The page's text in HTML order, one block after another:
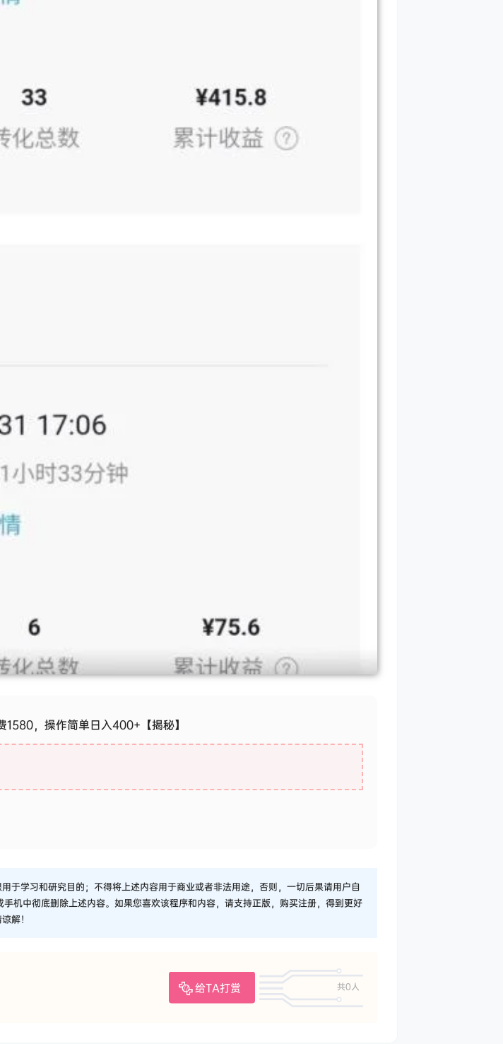
，操作简单日入400+【揭秘】
于学习和研究目的；不得将上述内容用于商业或者非法用途，否则，一切后果请用户自
机中彻底删除上述内容。如果您喜欢该程序和内容，请支持正版，购买注册，得到更好
解！
给TA打赏
共0人